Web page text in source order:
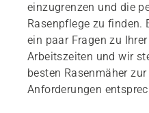
einzugrenzen und die
Rasenpflege zu finden.
ein paar Fragen zu
Arbeitszeiten und wir
besten Rasenmäher
Anforderungen